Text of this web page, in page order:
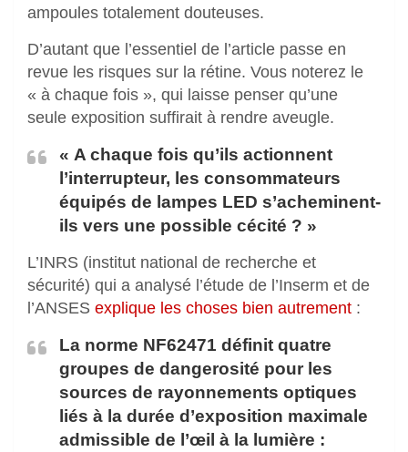
ampoules totalement douteuses.
D’autant que l’essentiel de l’article passe en
revue les risques sur la rétine. Vous noterez le
« à chaque fois », qui laisse penser qu’une
seule exposition suffirait à rendre aveugle.
« A chaque fois qu’ils actionnent
l’interrupteur, les consommateurs
équipés de lampes LED s’acheminent-
ils vers une possible cécité ? »
L’INRS (institut national de recherche et
sécurité) qui a analysé l’étude de l’Inserm et de
l’ANSES explique les choses bien autrement :
La norme NF62471 définit quatre
groupes de dangerosité pour les
sources de rayonnements optiques
liés à la durée d’exposition maximale
admissible de l’œil à la lumière :